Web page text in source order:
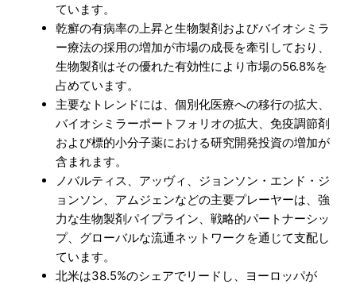
ています。
乾癬の有病率の上昇と生物製剤およびバイオシミラ
ー療法の採用の増加が市場の成長を牽引しており、
生物製剤はその優れた有効性により市場の56.8%を
占めています。
主要なトレンドには、個別化医療への移行の拡大、
バイオシミラーポートフォリオの拡大、免疫調節剤
および標的小分子薬における研究開発投資の増加が
含まれます。
ノバルティス、アッヴィ、ジョンソン・エンド・ジ
ョンソン、アムジェンなどの主要プレーヤーは、強
力な生物製剤パイプライン、戦略的パートナーシッ
プ、グローバルな流通ネットワークを通じて支配し
ています。
北米は38.5%のシェアでリードし、ヨーロッパが